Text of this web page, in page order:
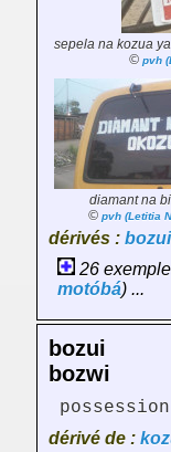
sepela na kozua
© pvh
diamant na
© pvh (Letitia
dérivés : bozui
26
motóbá) ...
bozui
bozwi
dérivé de :